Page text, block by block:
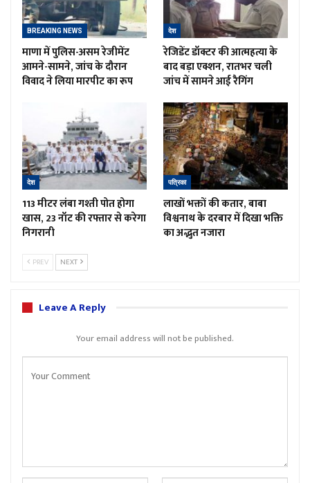
BREAKING NEWS
माणा में पुलिस-असम रेजीमेंट
आमने-सामने, जांच के दौरान
विवाद ने लिया मारपीट का रूप
देश
रेजिडेंट डॉक्टर की आत्महत्या के
बाद बड़ा एक्शन, रातभर चली
जांच में सामने आई रैगिंग
देश
113 मीटर लंबा गश्ती पोत होगा
खास, 23 नॉट की रफ्तार से करेगा
निगरानी
पत्रिका
लाखों भक्तों की कतार, बाबा
विश्वनाथ के दरबार में दिखा भक्ति
का अद्भुत नजारा
PREV NEXT
Leave A Reply
Your email address will not be published.